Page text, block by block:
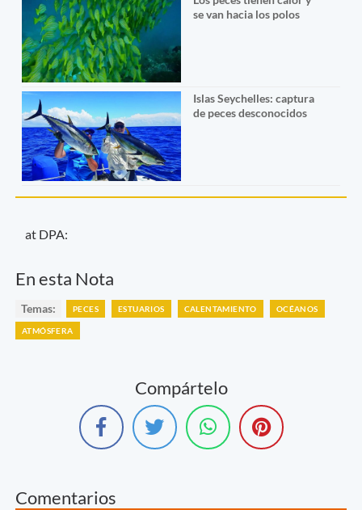
se van hacia los polos
Islas Seychelles: captura
de peces desconocidos
at DPA:
En esta Nota
Temas: PECES ESTUARIOS CALENTAMIENTO OCÉANOS
ATMÓSFERA
Compártelo
Comentarios